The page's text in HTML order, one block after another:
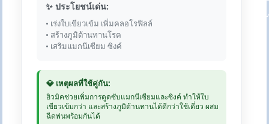
✨ ประโยชน์เด่น:
• เร่งใบเขียวเข้ม เพิ่มคลอโรฟิลล์
• สร้างภูมิต้านทานโรค
• เสริมแมกนีเซียม ซิงค์
💎 เหตุผลที่ใช้คู่กัน:
ฮิวมิคช่วยเพิ่มการดูดซับแมกนีเซียมและซิงค์ ทำให้ใบ
เขียวเข้มกว่า และสร้างภูมิต้านทานได้ดีกว่าใช้เดี่ยว ผสม
ฉีดพ่นพร้อมกันได้